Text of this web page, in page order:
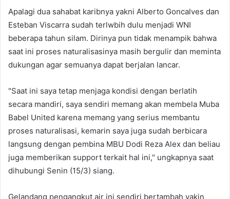
Apalagi dua sahabat karibnya yakni Alberto Goncalves dan
Esteban Viscarra sudah terlwbih dulu menjadi WNI
beberapa tahun silam. Dirinya pun tidak menampik bahwa
saat ini proses naturalisasinya masih bergulir dan meminta
dukungan agar semuanya dapat berjalan lancar.
"Saat ini saya tetap menjaga kondisi dengan berlatih
secara mandiri, saya sendiri memang akan membela Muba
Babel United karena memang yang serius membantu
proses naturalisasi, kemarin saya juga sudah berbicara
langsung dengan pembina MBU Dodi Reza Alex dan beliau
juga memberikan support terkait hal ini," ungkapnya saat
dihubungi Senin (15/3) siang.
Gelandang pengangkut air ini sendiri bertambah yakin